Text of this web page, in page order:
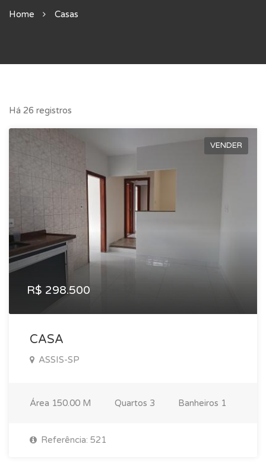
Home Casas
Há 26 registros
VENDER
R$ 298.500
CASA
ASSIS-SP
Área 150.00 M Quartos 3 Banheiros 1
Referência: 521